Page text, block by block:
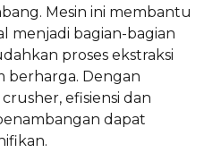
Mesin ini membantu
menjadi bagian-bagian
proses ekstraksi
berharga. Dengan
efisiensi dan
dapat